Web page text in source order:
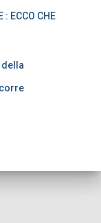
: ECCO CHE